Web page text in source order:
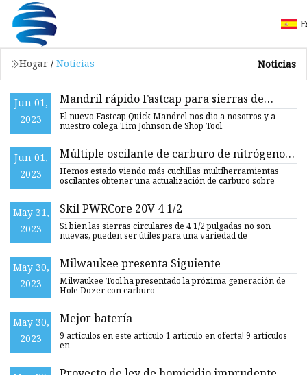
Hogar / Noticias Noticias
Jun 01,
2023
Mandril rápido Fastcap para sierras de
corona
El nuevo Fastcap Quick Mandrel nos dio a nosotros y a
nuestro colega Tim Johnson de Shop Tool
Jun 01,
2023
Múltiple oscilante de carburo de nitrógeno
de Milwaukee
Hemos estado viendo más cuchillas multiherramientas
oscilantes obtener una actualización de carburo sobre
May 31,
2023
Skil PWRCore 20V 4 1/2
Si bien las sierras circulares de 4 1/2 pulgadas no son
nuevas, pueden ser útiles para una variedad de
May 30,
2023
Milwaukee presenta Siguiente
Milwaukee Tool ha presentado la próxima generación de
Hole Dozer con carburo
May 30,
2023
Mejor batería
9 artículos en este artículo 1 artículo en oferta! 9 artículos
en